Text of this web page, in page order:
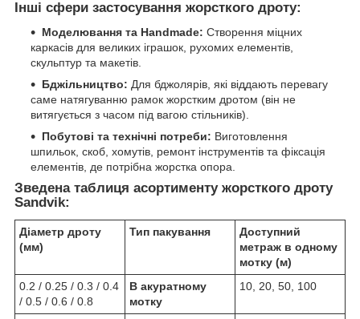
Інші сфери застосування жорсткого дроту:
Моделювання та Handmade: Створення міцних
каркасів для великих іграшок, рухомих елементів,
скульптур та макетів.
Бджільництво: Для бджолярів, які віддають перевагу
саме натягуванню рамок жорстким дротом (він не
витягується з часом під вагою стільників).
Побутові та технічні потреби: Виготовлення
шпильок, скоб, хомутів, ремонт інструментів та фіксація
елементів, де потрібна жорстка опора.
Зведена таблиця асортименту жорсткого дроту
Sandvik:
Діаметр дроту
(мм)
Тип пакування
Доступний
метраж в одному
мотку (м)
0.2 / 0.25 / 0.3 / 0.4
/ 0.5 / 0.6 / 0.8
В акуратному
мотку
10, 20, 50, 100